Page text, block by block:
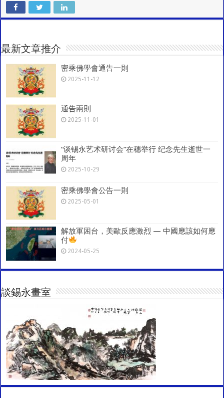
C
h
at
at
sA
p
p
e
b
o
k
er l
gr
a
e
最新文章推介
密乘佛學會通告一則
2025-11-12
通告兩則
2025-11-01
“谈锡永艺术研讨会”在穗举行 纪念先生逝世一
周年
2025-10-29
密乘佛學會公告一則
2025-05-01
解放軍困台，美歐反應激烈 — 中國應該如何應
付
2024-05-25
談錫永畫室